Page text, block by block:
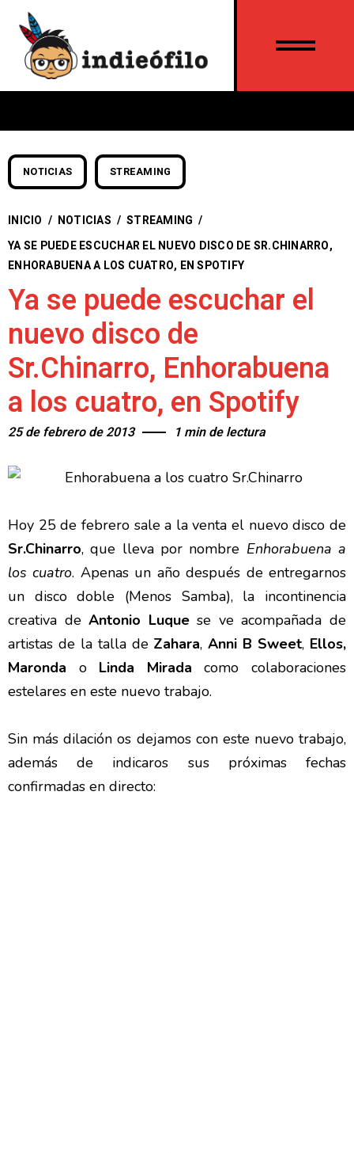
NOTICIAS STREAMING
INICIO / NOTICIAS / STREAMING /
YA SE PUEDE ESCUCHAR EL NUEVO DISCO DE SR.CHINARRO,
ENHORABUENA A LOS CUATRO, EN SPOTIFY
Ya se puede escuchar el
nuevo disco de
Sr.Chinarro, Enhorabuena
a los cuatro, en Spotify
25 de febrero de 2013 1 min de lectura
Hoy 25 de febrero sale a la venta el nuevo disco de
Sr.Chinarro, que lleva por nombre Enhorabuena a
los cuatro. Apenas un año después de entregarnos
un disco doble (Menos Samba), la incontinencia
creativa deAntonio Luquese ve acompañada de
artistas de la talla de Zahara,Anni B Sweet, Ellos,
Maronda o Linda Mirada como colaboraciones
estelares en este nuevo trabajo.
Sin más dilación os dejamos con este nuevo trabajo,
además de indicaros sus próximas fechas
confirmadas en directo: